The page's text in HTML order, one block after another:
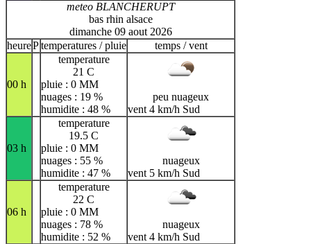
meteo BLANCHERUPT
bas rhin alsace
dimanche 09 aout 2026
heurePtemperatures / pluie temps / vent
00 h
temperature
21 C
pluie : 0 MM
nuages : 19 %
humidite : 48 %
peu nuageux
vent 4 km/h Sud
03 h
temperature
19.5 C
pluie : 0 MM
nuages : 55 %
humidite : 47 %
nuageux
vent 5 km/h Sud
06 h
temperature
22 C
pluie : 0 MM
nuages : 78 %
humidite : 52 %
nuageux
vent 4 km/h Sud